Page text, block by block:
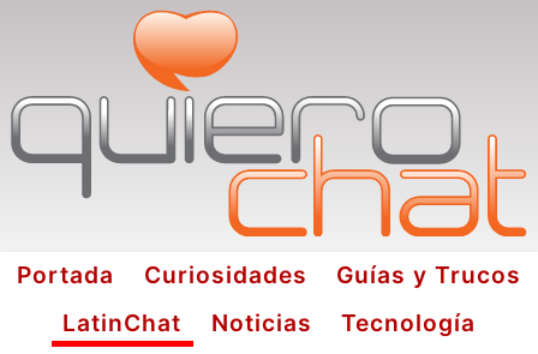
Portada Curiosidades
Guías y Trucos
LatinChat
Noticias
Tecnología